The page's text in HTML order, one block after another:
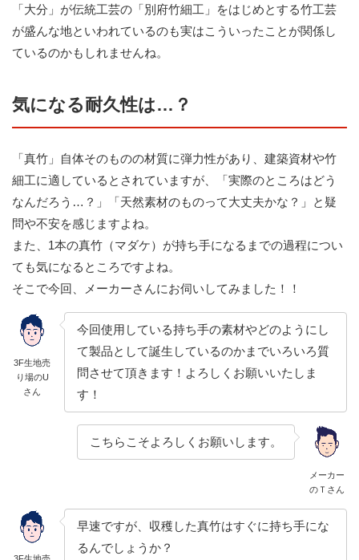
「大分」が伝統工芸の「別府竹細工」をはじめとする竹工芸
が盛んな地といわれているのも実はこういったことが関係し
ているのかもしれませんね。
気になる耐久性は…？
「真竹」自体そのものの材質に弾力性があり、建築資材や竹
細工に適しているとされていますが、「実際のところはどう
なんだろう…？」「天然素材のものって大丈夫かな？」と疑
問や不安を感じますよね。
また、1本の真竹（マダケ）が持ち手になるまでの過程につい
ても気になるところですよね。
そこで今回、メーカーさんにお伺いしてみました！！
3F生地売
り場のU
さん
今回使用している持ち手の素材やどのようにし
て製品として誕生しているのかまでいろいろ質
問させて頂きます！よろしくお願いいたしま
す！
メーカー
のＴさん
こちらこそよろしくお願いします。
早速ですが、収穫した真竹はすぐに持ち手にな
るんでしょうか？